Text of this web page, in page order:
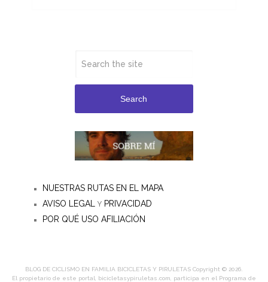
Search
NUESTRAS RUTAS EN EL MAPA
AVISO LEGALYPRIVACIDAD
POR QUÉ USO AFILIACIÓN
BLOG DE CICLISMO EN FAMILIA BICICLETAS Y PIRULETASCopyright © 2026.
El propietario de este portal, bicicletasypiruletas.com, participa en el Programa de